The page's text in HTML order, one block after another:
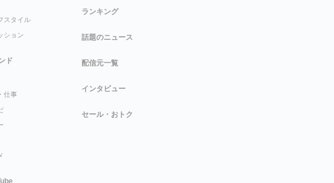
スタイル
ション
ド
仕事
ランキング
話題のニュース
配信元一覧
インタビュー
セール・おトク